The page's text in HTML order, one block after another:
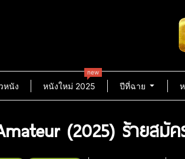
หนัง หนังใหม่ 2025
new
ปีที่ฉาย
(2025) ร้ายสมัค